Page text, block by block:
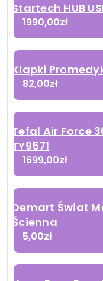
Startech HUB
1990,00zł
Klapki
82,00zł
Tefal Air Force
TY9571
1699,00zł
Demart Świat
Ścienna
5,00zł